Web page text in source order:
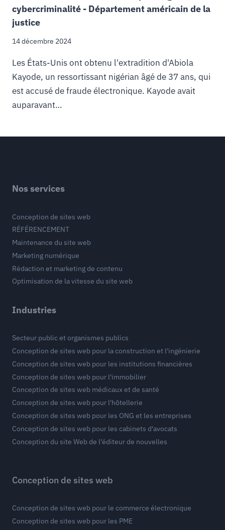
cybercriminalité - Département américain de la
justice
14 décembre 2024
Les États-Unis ont obtenu l'extradition d'Abiola
Kayode, un ressortissant nigérian âgé de 37 ans, qui
est accusé de fraude électronique. Kayode avait
auparavant…
Nos services
Conception de sites web
RÉFÉRENCEMENT
Maintenance du site web
Marketing numérique
Rédaction et marketing de contenu
Optimisation de la vitesse du site web
Industries
Secteur public et organismes publics
Conception de sites web pour la construction et l'ingénierie
Conception de sites web pour les institutions financières
Conception de sites web pour l'immobilier
Conception de sites web médicaux et de santé
Conception de sites web pour l'hôtellerie
Conception de sites web pour les ONG et les entreprises
Conception de sites web pour les cabinets d'avocats
Conception du site Web de l'éditeur de nouvelles
Conception de sites web
Conception de sites web pour le commerce électronique
Conception de sites web pour les PME